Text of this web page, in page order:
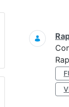
Ricerca